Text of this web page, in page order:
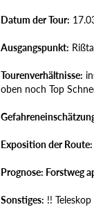
Datum der Tour:
Ausgangspunkt:
Tourenverhältnisse:
oben noch Top
Exposition der Route:
Prognose: Forstweg
Sonstiges: !!